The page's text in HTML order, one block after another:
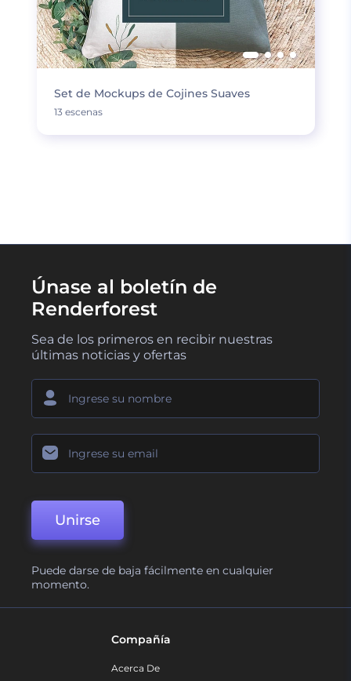
Set de Mockups de Cojines Suaves
13 escenas
Únase al boletín de
Renderforest
Sea de los primeros en recibir nuestras
últimas noticias y ofertas
Unirse
Puede darse de baja fácilmente en cualquier
momento.
Compañía
Acerca De